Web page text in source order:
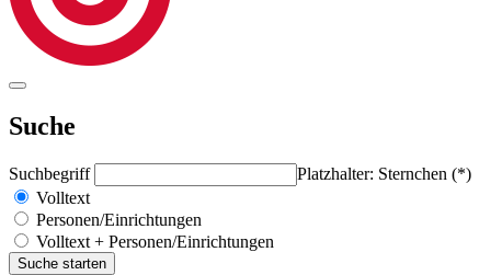
Suche
Suchbegriff
Platzhalter: Sternchen (*)
Volltext
Personen/Einrichtungen
Volltext + Personen/Einrichtungen